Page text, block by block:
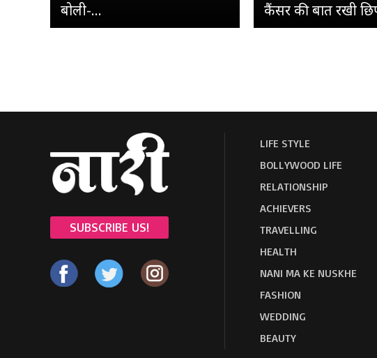
बोली-...
कैंसर की बात रखी
SUBSCRIBE US!
LIFE STYLE
BOLLYWOOD LIFE
RELATIONSHIP
ACHIEVERS
TRAVELLING
HEALTH
NANI MA KE NUSKHE
FASHION
WEDDING
BEAUTY